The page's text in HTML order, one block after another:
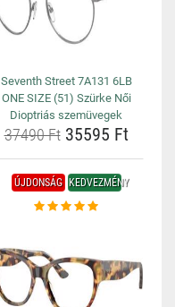
Seventh Street 7A131 6LB
ONE SIZE (51) Szürke Női
Dioptriás szemüvegek
37490 Ft35595 Ft
ÚJDONSÁG KEDVEZMÉNY